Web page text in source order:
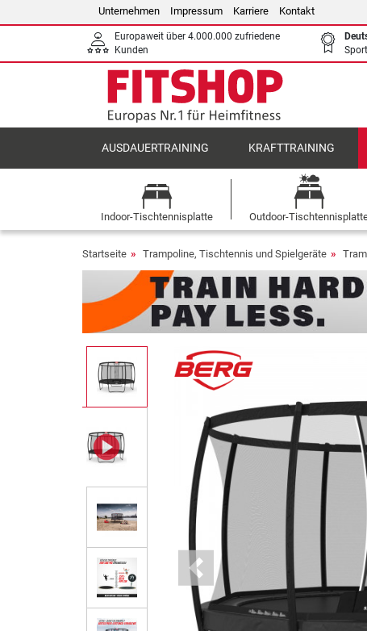
Unternehmen Impressum Karriere Kontakt
Europaweit über 4.000.000 zufriedene
Kunden
AUSDAUERTRAINING KRAFTTRAINING
Indoor-Tischtennisplatte Outdoor-
Startseite Trampoline, Tischtennis und Spielgeräte
Previous